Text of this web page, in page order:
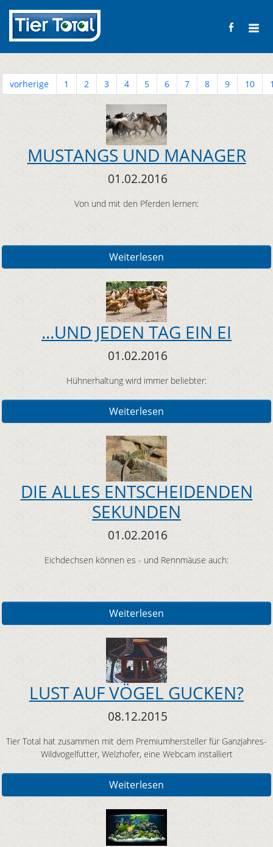
vorherige 1 2 3 4 5 6 7 8 9 10
MUSTANGS UND MANAGER
01.02.2016
Von und mit den Pferden lernen:
Weiterlesen
...UND JEDEN TAG EIN EI
01.02.2016
Hühnerhaltung wird immer beliebter:
Weiterlesen
DIE ALLES ENTSCHEIDENDEN
SEKUNDEN
01.02.2016
Eichdechsen können es - und Rennmäuse auch:
Weiterlesen
LUST AUF VÖGEL GUCKEN?
08.12.2015
Tier Total hat zusammen mit dem Premiumhersteller für Ganzjahres-
Wildvogelfutter, Welzhofer, eine Webcam installiert
Weiterlesen